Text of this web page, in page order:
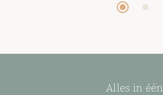
Alles in één